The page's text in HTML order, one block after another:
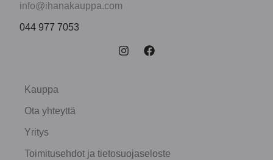
info@ihanakauppa.com
044 977 7053
Kauppa
Ota yhteyttä
Yritys
Toimitusehdot ja tietosuojaseloste